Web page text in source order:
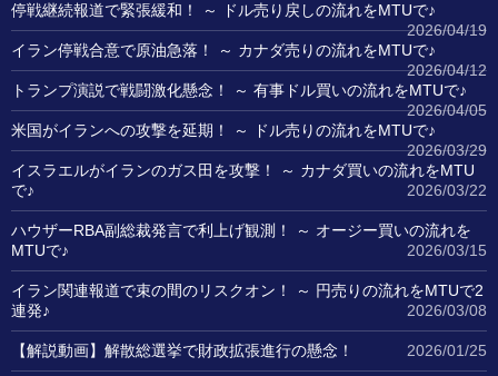
停戦継続報道で緊張緩和！ ～ ドル売り戻しの流れをMTUで♪
2026/04/19
イラン停戦合意で原油急落！ ～ カナダ売りの流れをMTUで♪
2026/04/12
トランプ演説で戦闘激化懸念！ ～ 有事ドル買いの流れをMTUで♪
2026/04/05
米国がイランへの攻撃を延期！ ～ ドル売りの流れをMTUで♪
2026/03/29
イスラエルがイランのガス田を攻撃！ ～ カナダ買いの流れをMTU
で♪
2026/03/22
ハウザーRBA副総裁発言で利上げ観測！ ～ オージー買いの流れを
MTUで♪
2026/03/15
イラン関連報道で束の間のリスクオン！ ～ 円売りの流れをMTUで2
連発♪
2026/03/08
【解説動画】解散総選挙で財政拡張進行の懸念！ 2026/01/25